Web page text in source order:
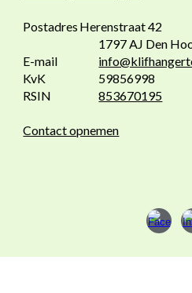
Postadres Herenstraat 42
1797 AJ Den
E-mail
KvK
59856998
RSIN
853670195
Contact opnemen